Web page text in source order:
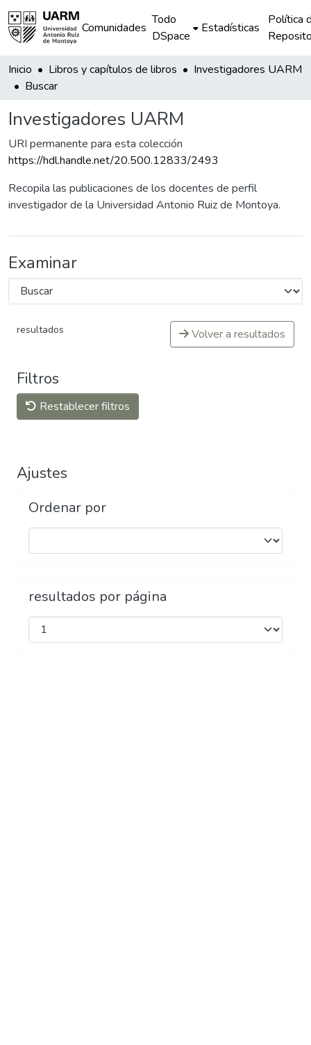
Comunidades
Todo
DSpace
Estadísticas
Política
Inicio Libros y capítulos de libros
Investigadores UARM
Buscar
Investigadores UARM
URI permanente para esta colección
https://hdl.handle.net/20.500.12833/2493
Recopila las publicaciones de los docentes de perfil
investigador de la Universidad Antonio Ruiz de Montoya.
Examinar
resultados Volver a resultados
Filtros
Restablecer filtros
Ajustes
Ordenar por
resultados por página